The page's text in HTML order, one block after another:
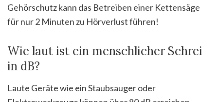
Gehörschutz kann das Betreiben einer Kettensäge
für nur 2 Minuten zu Hörverlust führen!
Wie laut ist ein menschlicher Schrei
in dB?
Laute Geräte wie ein Staubsauger oder